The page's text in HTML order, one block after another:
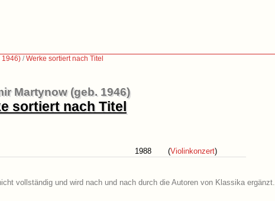
1946) /Werke sortiert nach Titel
Martynow (geb. 1946)
sortiert nach Titel
1988 (Violinkonzert)
vollständig und wird nach und nach durch die Autoren von Klassika ergänzt.